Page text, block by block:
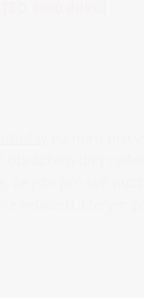
na míru pro
obrázkem díky
že jste pro své
velikosti, kterým